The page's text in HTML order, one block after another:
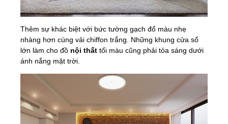
Thêm sự khác biệt với bức tường gạch đổ màu nhẹ
nhàng hơn cùng vải chiffon trắng. Những khung cửa sổ
lớn làm cho đồ nội thất tối màu cũng phải tỏa sáng dưới
ánh nắng mặt trời.